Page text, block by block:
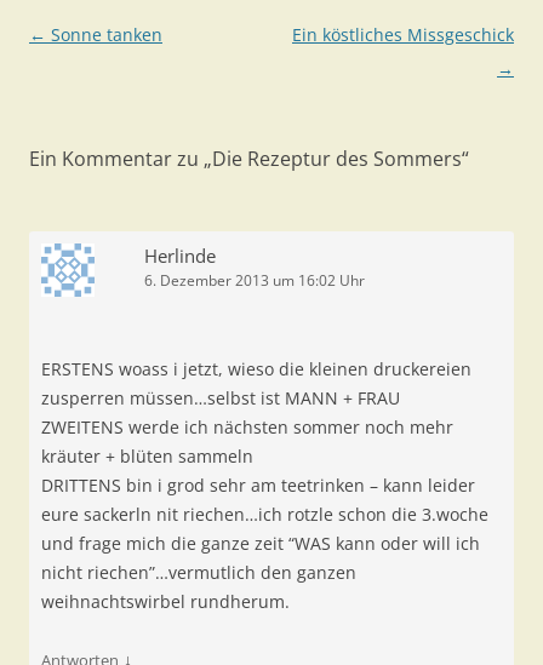
Beitragsnavigation
← Sonne tanken
Ein köstliches Missgeschick
→
Ein Kommentar zu „Die Rezeptur des Sommers“
Herlinde
6. Dezember 2013 um 16:02 Uhr
ERSTENS woass i jetzt, wieso die kleinen druckereien
zusperren müssen…selbst ist MANN + FRAU
ZWEITENS werde ich nächsten sommer noch mehr
kräuter + blüten sammeln
DRITTENS bin i grod sehr am teetrinken – kann leider
eure sackerln nit riechen…ich rotzle schon die 3.woche
und frage mich die ganze zeit “WAS kann oder will ich
nicht riechen”…vermutlich den ganzen
weihnachtswirbel rundherum.
Antworten ↓